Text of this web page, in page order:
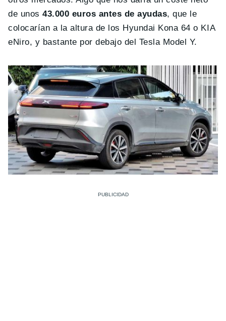
de unos43.000 euros antes de ayudas, que le
colocarían a la altura de los Hyundai Kona 64 o KIA
eNiro, y bastante por debajo del Tesla Model Y.